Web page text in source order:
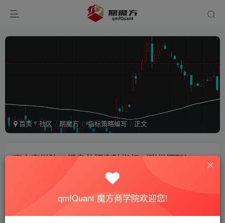
首页 社区 期魔方 指标策略编写 正文
魔方商学院：横盘共振突破指标（附带源码）
qmfQuant 魔方商学院欢迎您!